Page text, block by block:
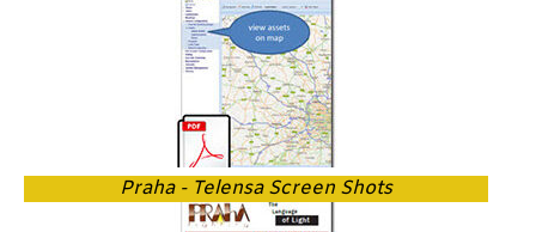
Praha - Telensa Screen Shots